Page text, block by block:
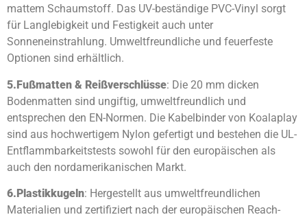
mattem Schaumstoff. Das UV-beständige PVC-Vinyl sorgt
für Langlebigkeit und Festigkeit auch unter
Sonneneinstrahlung. Umweltfreundliche und feuerfeste
Optionen sind erhältlich.
5.Fußmatten & Reißverschlüsse: Die 20 mm dicken
Bodenmatten sind ungiftig, umweltfreundlich und
entsprechen den EN-Normen. Die Kabelbinder von Koalaplay
sind aus hochwertigem Nylon gefertigt und bestehen die UL-
Entflammbarkeitstests sowohl für den europäischen als
auch den nordamerikanischen Markt.
6.Plastikkugeln: Hergestellt aus umweltfreundlichen
Materialien und zertifiziert nach der europäischen Reach-